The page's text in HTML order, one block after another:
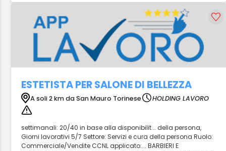
ESTETISTA PER SALONE DI BELLEZZA
A soli 2 km da San Mauro Torinese HOLDING LAVORO
settimanali: 20/40 in base alla disponibilit... della persona,
Giorni lavorativi 5/7 Settore: Servizi e cura della persona Ruolo:
Commerciale/Vendite CCNL applicato:... BARBIERI E